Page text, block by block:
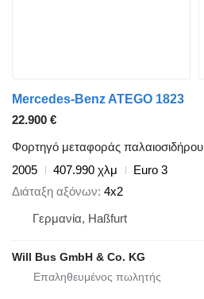
Mercedes-Benz ATEGO 1823
22.900 €
Φορτηγό μεταφοράς παλαιοσιδήρου
2005
407.990 χλμ
Euro 3
Διάταξη αξόνων 4x2
Γερμανία, Haßfurt
Will Bus GmbH & Co. KG